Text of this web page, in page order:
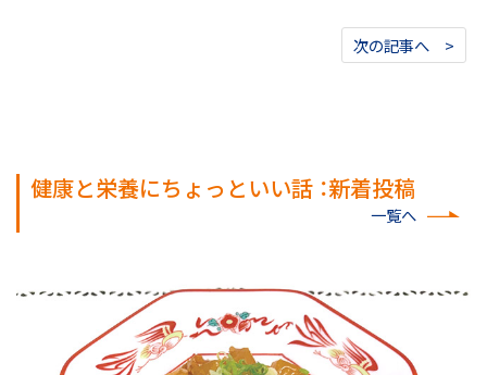
次の記事へ >
健康と栄養にちょっといい話 ：新着投稿
一覧へ